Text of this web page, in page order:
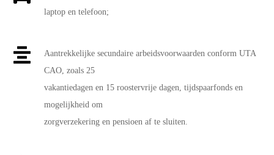
laptop en telefoon;
Aantrekkelijke secundaire arbeidsvoorwaarden conform UTA
CAO, zoals 25
vakantiedagen en 15 roostervrije dagen, tijdspaarfonds en
mogelijkheid om
zorgverzekering en pensioen af te sluiten.